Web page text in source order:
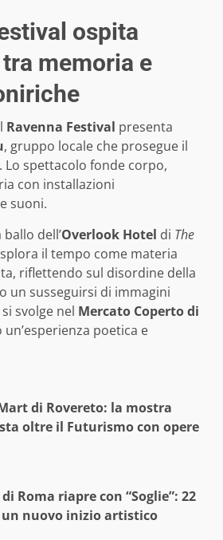
ospita
memoria e
Ravenna Festival presenta
, gruppo locale che prosegue il
. Lo spettacolo fonde corpo,
con installazioni
suoni.
dell’Overlook Hotel di The
il tempo come materia
riflettendo sul disordine della
un susseguirsi di immagini
svolge nel Mercato Coperto di
poetica e
di Rovereto: la mostra
oltre il Futurismo con opere
Roma riapre con “Soglie”: 22
nuovo inizio artistico